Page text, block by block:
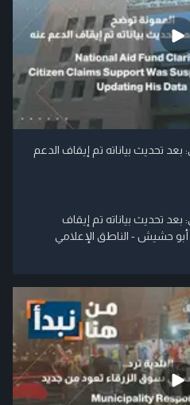
تحديث بياناته تم إيقاف الدعم
تحديث بياناته تم إيقاف
حشيش - الناطق الإعلامي